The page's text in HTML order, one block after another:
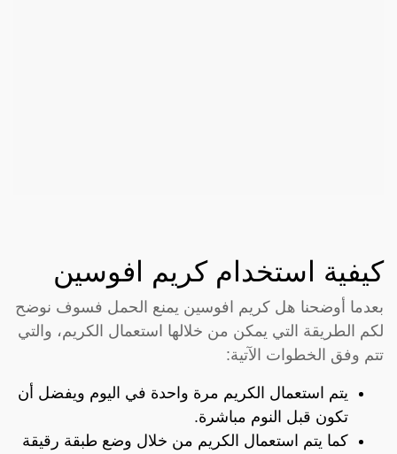
كيفية استخدام كريم افوسين
بعدما أوضحنا هل كريم افوسين يمنع الحمل فسوف نوضح
لكم الطريقة التي يمكن من خلالها استعمال الكريم، والتي
تتم وفق الخطوات الآتية:
يتم استعمال الكريم مرة واحدة في اليوم ويفضل أن
تكون قبل النوم مباشرة.
كما يتم استعمال الكريم من خلال وضع طبقة رقيقة